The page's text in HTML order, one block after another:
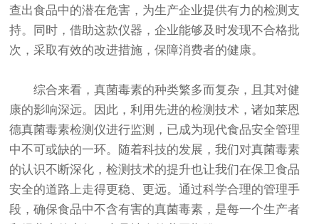
查出食品中的潜在危害，为生产企业提供有力的检测支
持。同时，借助这款仪器，企业能够及时发现不合格批
次，采取有效的改进措施，保障消费者的健康。
综合来看，真菌毒素的种类繁多而复杂，且其对健
康的影响深远。因此，利用先进的检测技术，诸如莱恩
德真菌毒素检测仪进行监测，已成为现代食品安全管理
中不可或缺的一环。随着科技的发展，我们对真菌毒素
的认识不断深化，检测技术的提升也让我们在保卫食品
安全的道路上走得更稳、更远。通过科学合理的管理手
段，确保食品中不含有害的真菌毒素，是每一个生产者